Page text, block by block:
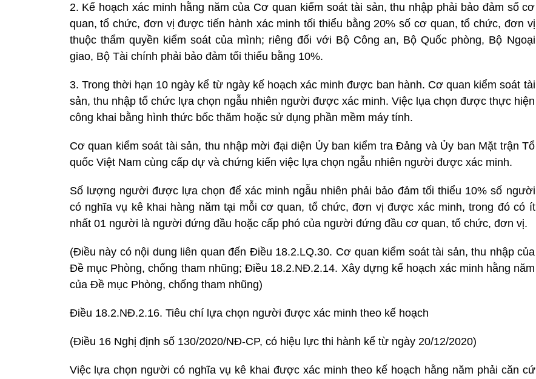
2. Kế hoạch xác minh hằng năm của Cơ quan kiểm soát tài sản, thu nhập phải bảo đảm số cơ
quan, tổ chức, đơn vị được tiến hành xác minh tối thiểu bằng 20% số cơ quan, tổ chức, đơn vị
thuộc thẩm quyền kiểm soát của mình; riêng đối với Bộ Công an, Bộ Quốc phòng, Bộ Ngoại
giao, Bộ Tài chính phải bảo đảm tối thiểu bằng 10%.
3. Trong thời hạn 10 ngày kể từ ngày kế hoạch xác minh được ban hành. Cơ quan kiểm soát tài
sản, thu nhập tổ chức lựa chọn ngẫu nhiên người được xác minh. Việc lụa chọn được thực hiện
công khai bằng hình thức bốc thăm hoặc sử dụng phần mềm máy tính.
Cơ quan kiểm soát tài sản, thu nhập mời đại diện Ủy ban kiểm tra Đảng và Ủy ban Mặt trận Tổ
quốc Việt Nam cùng cấp dự và chứng kiến việc lựa chọn ngẫu nhiên người được xác minh.
Số lượng người được lựa chọn để xác minh ngẫu nhiên phải bảo đảm tối thiểu 10% số người
có nghĩa vụ kê khai hàng năm tại mỗi cơ quan, tổ chức, đơn vị được xác minh, trong đó có ít
nhất 01 người là người đứng đầu hoặc cấp phó của người đứng đầu cơ quan, tổ chức, đơn vị.
(Điều này có nội dung liên quan đến Điều 18.2.LQ.30. Cơ quan kiểm soát tài sản, thu nhập của
Đề mục Phòng, chống tham nhũng; Điều 18.2.NĐ.2.14. Xây dựng kế hoạch xác minh hằng năm
của Đề mục Phòng, chống tham nhũng)
Điều 18.2.NĐ.2.16. Tiêu chí lựa chọn người được xác minh theo kế hoạch
(Điều 16 Nghị định số 130/2020/NĐ-CP, có hiệu lực thi hành kể từ ngày 20/12/2020)
Việc lựa chọn người có nghĩa vụ kê khai được xác minh theo kế hoạch hằng năm phải căn cứ